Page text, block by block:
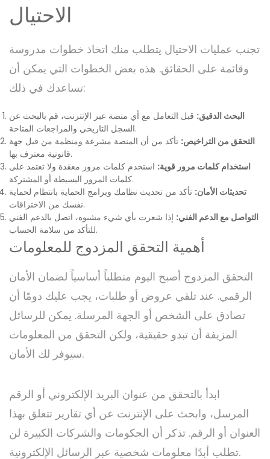
الاحتيال
تجنب عمليات الاحتيال يتطلب منك اتخاذ خطوات مدروسة
وقائمة على الحقائق. هذه بعض الخطوات التي يمكن أن
تساعدك في ذلك:
البحث الدقيق: قبل التعامل مع أي منصة عبر الإنترنت، قم بالبحث عن
السجل التاريخي والمراجعات المتاحة.
التحقق من التراخيص: تأكد من أن المنصة مشرعة ومنظمة من قبل جهة
قانونية معترف بها.
استخدام كلمات مرور قوية: استخدم كلمات مرور معقدة ولا تعتمد على
كلمات المرور البسيطة أو المشتركة.
تحديثات الأمان: تأكد من تحديث نظامك وبرامج الحماية بانتظام لحماية
نفسك من الاختراقات.
التواصل مع الدعم الفني: إذا شعرت بأي شيء مشبوه، اتصل بالدعم الفني
للتأكد من سلامة الحساب.
أهمية التحقق المزدوج للمعلومات
التحقق المزدوج أصبح اليوم متطلباً أساسياً لضمان الأمان
الرقمي. عند تلقي عروض أو طلبات، يجب عليك دومًا أن
تصادق على الشخص أو الجهة المرسلة. يمكن للرسائل
المزيفة أن تبدو حقيقية، ولكن التحقق من المعلومات
سيوفر لك الأمان.
ابدأ بالتحقق من عنوان البريد الإلكتروني أو الرقم
المرسل، وابحث على الإنترنت عن أي تقارير تتعلق بهذا
العنوان أو الرقم. تذكر أن الحكومات والشركات الكبيرة لن
تطلب أبدًا معلومات شخصية عبر الرسائل الإلكترونية.